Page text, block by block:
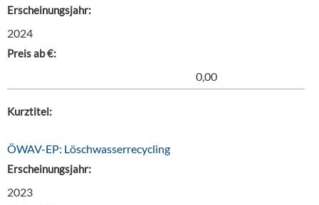
Erscheinungsjahr:
2024
Preis ab €:
0,00
Kurztitel:
ÖWAV-EP: Löschwasserrecycling
Erscheinungsjahr:
2023